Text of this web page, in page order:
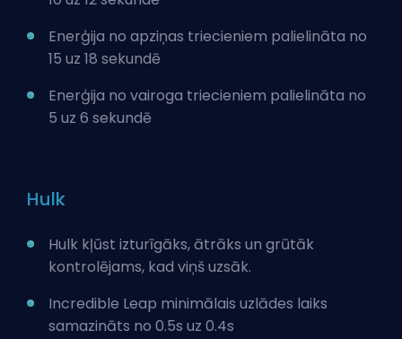
Enerģija no apziņas triecieniem palielināta no
15 uz 18 sekundē
Enerģija no vairoga triecieniem palielināta no
5 uz 6 sekundē
Hulk
Hulk kļūst izturīgāks, ātrāks un grūtāk
kontrolējams, kad viņš uzsāk.
Incredible Leap minimālais uzlādes laiks
samazināts no 0.5s uz 0.4s